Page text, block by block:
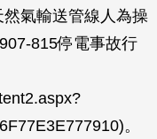
氣輸送管線人為操
815停電事故行
。